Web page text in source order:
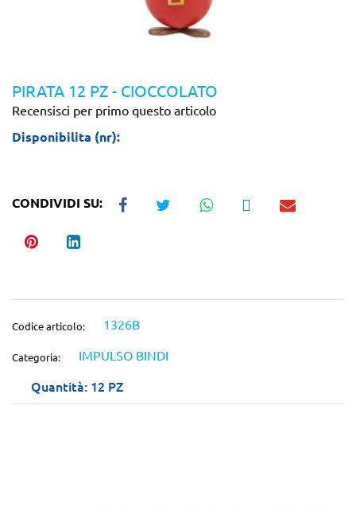
PIRATA 12 PZ - CIOCCOLATO
Recensisci per primo questo articolo
Disponibilita (nr):
CONDIVIDI SU:
Codice articolo: 1326B
Categoria: IMPULSO BINDI
Quantità: 12 PZ